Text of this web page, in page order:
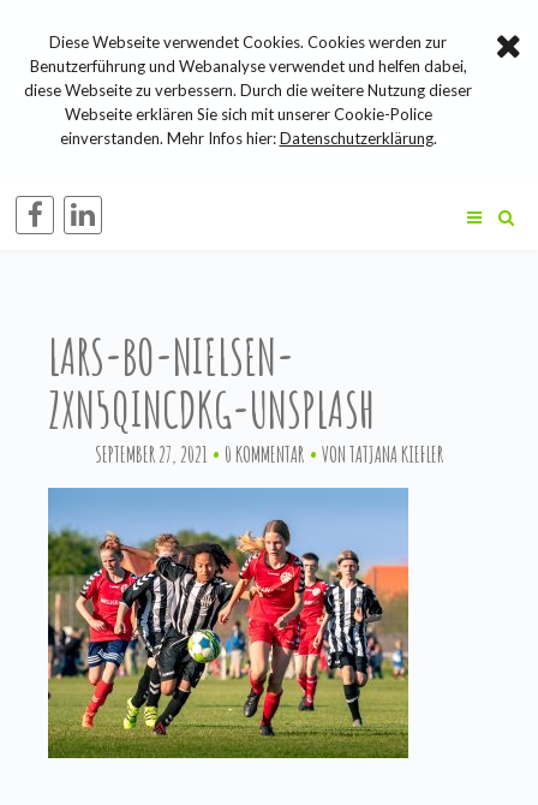
LARS-BO-NIELSEN-
ZXN5QINCDKG-UNSPLASH
SEPTEMBER 27, 2021 0 KOMMENTAR VONTATJANA KIEFLER
Diese Webseite verwendet Cookies. Cookies werden zur
Benutzerführung und Webanalyse verwendet und helfen dabei,
diese Webseite zu verbessern. Durch die weitere Nutzung dieser
Webseite erklären Sie sich mit unserer Cookie-Police
einverstanden. Mehr Infos hier:Datenschutzerklärung.